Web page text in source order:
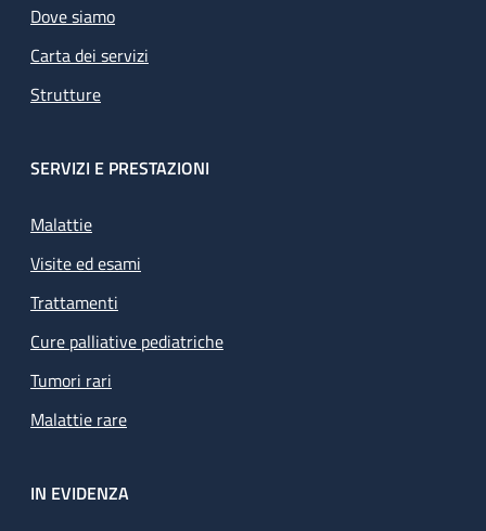
Dove siamo
Carta dei servizi
Strutture
SERVIZI E PRESTAZIONI
Malattie
Visite ed esami
Trattamenti
Cure palliative pediatriche
Tumori rari
Malattie rare
IN EVIDENZA